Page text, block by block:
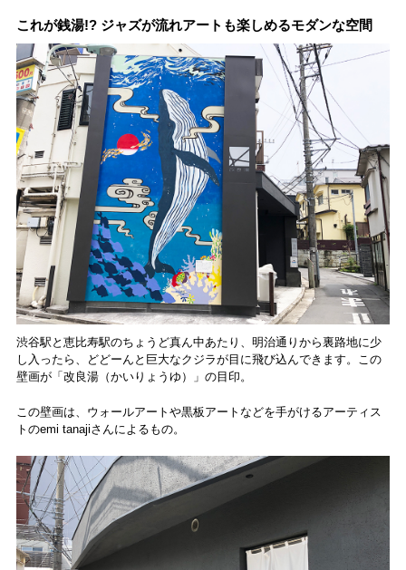
PROGRAM」が青
森・群馬・沖縄で始
動。6種類を飲んで実
食レポート
ルラウンジまで！
これが銭湯!? ジャズが流れアートも楽しめるモダンな空間
渋谷駅と恵比寿駅のちょうど真ん中あたり、明治通りから裏路地に少
し入ったら、どどーんと巨大なクジラが目に飛び込んできます。この
壁画が「改良湯（かいりょうゆ）」の目印。
この壁画は、ウォールアートや黒板アートなどを手がけるアーティス
トのemi tanajiさんによるもの。